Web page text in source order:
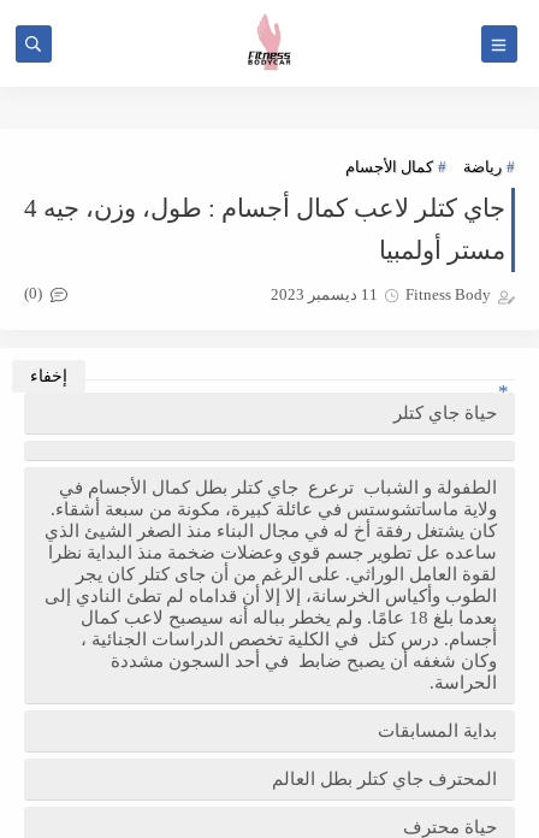
رياضة كمال الأجسام
جاي كتلر لاعب كمال أجسام : طول، وزن، جيه 4
مستر أولمبيا
Fitness Body 11 ديسمبر 2023 (0)
حياة جاي كتلر
الطفولة و الشباب ترعرع جاي كتلر بطل كمال الأجسام في
ولاية ماساتشوستس في عائلة كبيرة، مكونة من سبعة أشقاء.
كان يشتغل رفقة أخ له في مجال البناء منذ الصغر الشيئ الذي
ساعده عل تطوير جسم قوي وعضلات ضخمة منذ البداية نظرا
لقوة العامل الوراثي. على الرغم من أن جاى كتلر كان يجر
الطوب وأكياس الخرسانة، إلا إلا أن قداماه لم تطئ النادي إلى
بعدما بلغ 18 عامًا. ولم يخطر بباله أنه سيصبح لاعب كمال
أجسام. درس كتل في الكلية تخصص الدراسات الجنائية ،
وكان شغفه أن يصبح ضابط في أحد السجون مشددة
الحراسة.
بداية المسابقات
المحترف جاي كتلر بطل العالم
حياة محترف